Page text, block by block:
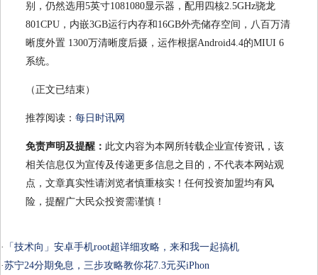
别，仍然选用5英寸1081080显示器，配用四核2.5GHz骁龙
801CPU，内嵌3GB运行内存和16GB外壳储存空间，八百万清
晰度外置 1300万清晰度后摄，运作根据Android4.4的MIUI 6
系统。
（正文已结束）
推荐阅读： 每日时讯网
免责声明及提醒： 此文内容为本网所转载企业宣传资讯，该
相关信息仅为宣传及传递更多信息之目的，不代表本网站观
点，文章真实性请浏览者慎重核实！任何投资加盟均有风
险，提醒广大民众投资需谨慎！
·
「技术向」安卓手机root超详细攻略，来和我一起搞机
·苏宁24分期免息，三步攻略教你花7.3元买iPhon